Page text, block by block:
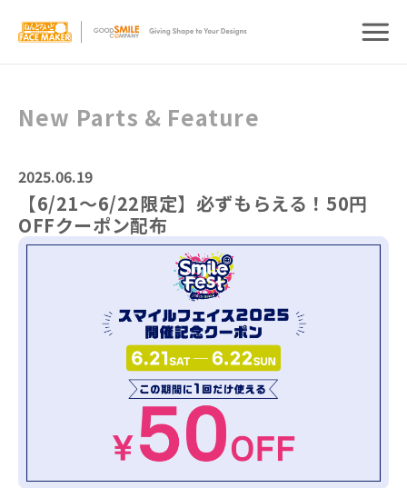
New Parts & Feature
2025.06.19
【6/21～6/22限定】必ずもらえる！50円
OFFクーポン配布